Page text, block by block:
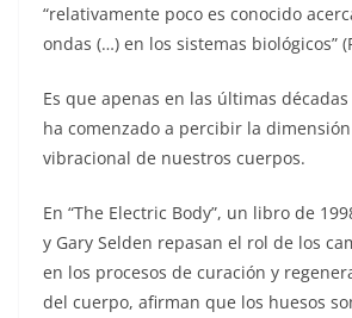
“relativamente poco es conocido
ondas (…) en los sistemas biológicos”
Es que apenas en las últimas
ha comenzado a percibir la
vibracional de nuestros cuerpos.
En “The Electric Body”, un libro de
y Gary Selden repasan el rol de los
en los procesos de curación y
del cuerpo, afirman que los huesos